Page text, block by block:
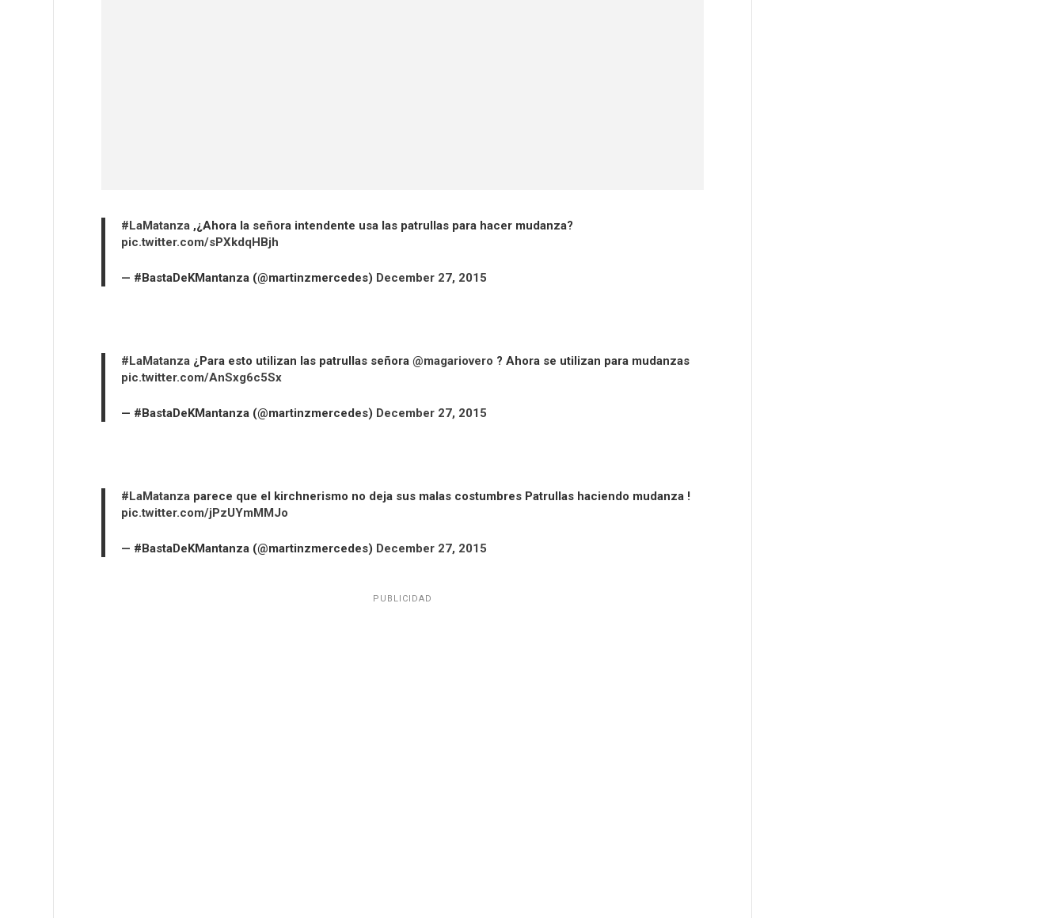
#LaMatanza ,¿Ahora la señora intendente usa las patrullas para hacer mudanza?
pic.twitter.com/sPXkdqHBjh
— #BastaDeKMantanza (@martinzmercedes) December 27, 2015
#LaMatanza ¿Para esto utilizan las patrullas señora@magariovero ? Ahora se utilizan para mudanzas
pic.twitter.com/AnSxg6c5Sx
— #BastaDeKMantanza (@martinzmercedes) December 27, 2015
#LaMatanza parece que el kirchnerismo no deja sus malas costumbres Patrullas haciendo mudanza !
pic.twitter.com/jPzUYmMMJo
— #BastaDeKMantanza (@martinzmercedes) December 27, 2015
PUBLICIDAD